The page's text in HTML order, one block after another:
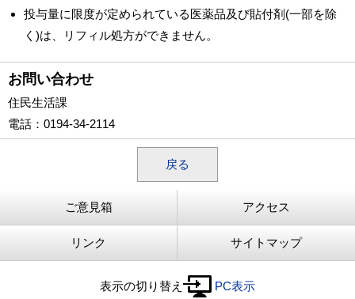
投与量に限度が定められている医薬品及び貼付剤(一部を除
く)は、リフィル処方ができません。
お問い合わせ
住民生活課
電話 ：0194-34-2114
戻る
ご意見箱 アクセス
リンク サイトマップ
表示の切り替え PC表示